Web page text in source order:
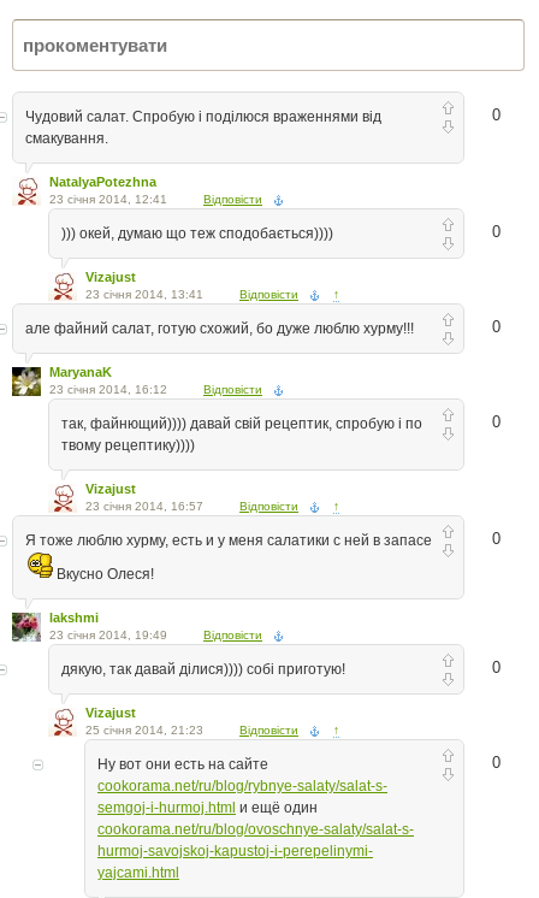
0
Чудовий салат. Спробую і поділюся враженнями від
смакування.
NatalyaPotezhna
23 січня 2014, 12:41 Відповісти
0
))) окей, думаю що теж сподобається))))
Vizajust
23 січня 2014, 13:41 Відповісти ↑
0
але файний салат, готую схожий, бо дуже люблю хурму!!!
MaryanaK
23 січня 2014, 16:12 Відповісти
0
так, файнющий)))) давай свій рецептик, спробую і по
твому рецептику))))
Vizajust
23 січня 2014, 16:57 Відповісти ↑
0
Я тоже люблю хурму, есть и у меня салатики с ней в запасе
Вкусно Олеся!
lakshmi
23 січня 2014, 19:49 Відповісти
0
дякую, так давай ділися)))) собі приготую!
Vizajust
25 січня 2014, 21:23 Відповісти ↑
0
Ну вот они есть на сайте
cookorama.net/ru/blog/rybnye-salaty/salat-s-
semgoj-i-hurmoj.html и ещё один
cookorama.net/ru/blog/ovoschnye-salaty/salat-s-
hurmoj-savojskoj-kapustoj-i-perepelinymi-
yajcami.html